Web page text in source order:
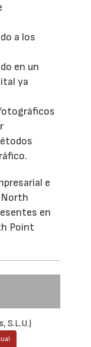
a los
en un
ya
e
North
en
Point
S.L.U.)